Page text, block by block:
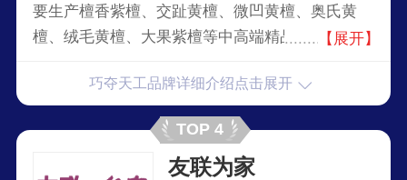
要生产檀香紫檀、交趾黄檀、微凹黄檀、奥氏黄
檀、绒毛黄檀、大果紫檀等中高端精品红木家具。
放，使用面积达26000平方米，气势恢宏，儒雅大
气，充满历史底蕴。
【展开】
巧夺天工品牌详细介绍点击展开
TOP 4
友联为家